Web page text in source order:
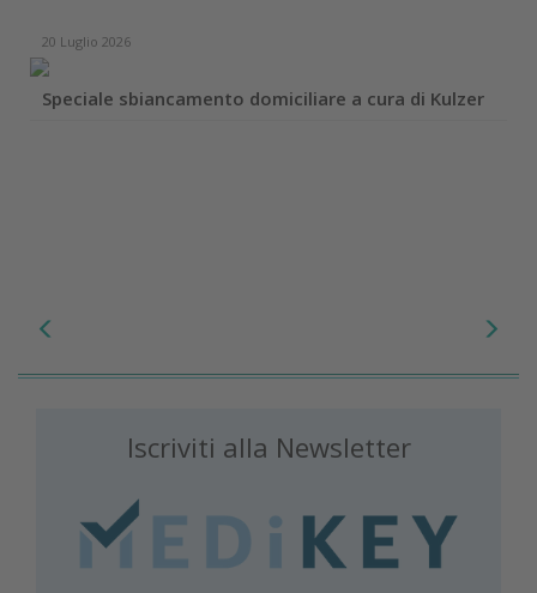
20 Luglio 2026
Speciale sbiancamento domiciliare a cura di Kulzer
Iscriviti alla Newsletter